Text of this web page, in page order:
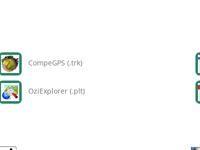
CompeGPS (.trk)
OziExplorer (.plt)